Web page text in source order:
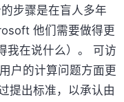
步骤是在盲人多年
他们需要做得更
我在说什么）。 可访
户的计算问题方面更
提出标准，以承认由